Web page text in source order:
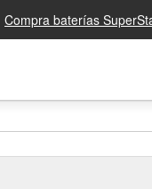
Compra baterías